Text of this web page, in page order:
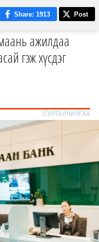
Share: 1913 Post
ажилдаа
гэж хүсдэг
СУРТАЛЧИЛГАА